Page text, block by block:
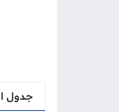
جدول